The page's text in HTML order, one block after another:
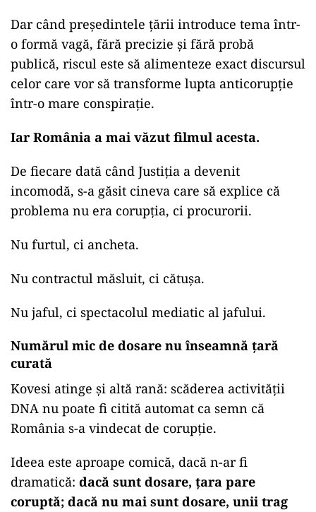
Dar când președintele țării introduce tema într-
o formă vagă, fără precizie și fără probă
publică, riscul este să alimenteze exact discursul
celor care vor să transforme lupta anticorupție
într-o mare conspirație.
Iar România a mai văzut filmul acesta.
De fiecare dată când Justiția a devenit
incomodă, s-a găsit cineva care să explice că
problema nu era corupția, ci procurorii.
Nu furtul, ci ancheta.
Nu contractul măsluit, ci cătușa.
Nu jaful, ci spectacolul mediatic al jafului.
Numărul mic de dosare nu înseamnă țară
curată
Kovesi atinge și altă rană: scăderea activității
DNA nu poate fi citită automat ca semn că
România s-a vindecat de corupție.
Ideea este aproape comică, dacă n-ar fi
dramatică: dacă sunt dosare, țara pare
coruptă; dacă nu mai sunt dosare, unii trag